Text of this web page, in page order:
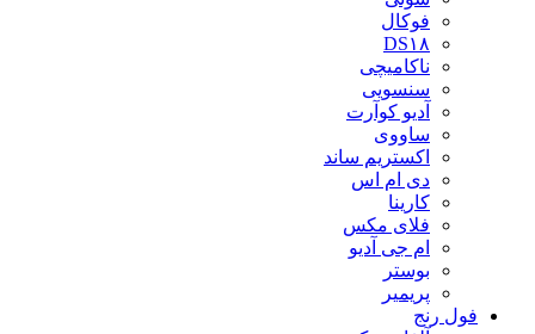
فوکال
DS۱۸
ناکامیچی
سنسویی
آدیو کوآرت
ساووی
اکستریم ساند
دی ام اس
کارینا
فلای مکس
ام جی آدیو
بوستر
پریمیر
فول رنج